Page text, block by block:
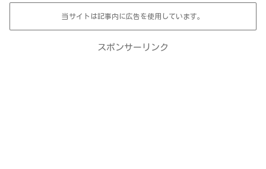
当サイトは記事内に広告を使用しています。
スポンサーリンク